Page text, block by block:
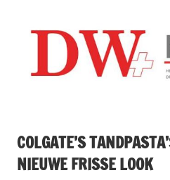
inhoud
COLGATE’S
NIEUWE FRISSE LOOK